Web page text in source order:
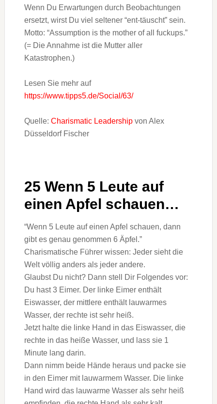
Wenn Du Erwartungen durch Beobachtungen
ersetzt, wirst Du viel seltener “ent-täuscht” sein.
Motto: “Assumption is the mother of all fuckups.”
(= Die Annahme ist die Mutter aller
Katastrophen.)
Lesen Sie mehr auf
https://www.tipps5.de/Social/63/
Quelle: Charismatic Leadershipvon Alex
Düsseldorf Fischer
25 Wenn 5 Leute auf
einen Apfel schauen…
“Wenn 5 Leute auf einen Apfel schauen, dann
gibt es genau genommen 6 Äpfel.”
Charismatische Führer wissen: Jeder sieht die
Welt völlig anders als jeder andere.
Glaubst Du nicht? Dann stell Dir Folgendes vor:
Du hast 3 Eimer. Der linke Eimer enthält
Eiswasser, der mittlere enthält lauwarmes
Wasser, der rechte ist sehr heiß.
Jetzt halte die linke Hand in das Eiswasser, die
rechte in das heiße Wasser, und lass sie 1
Minute lang darin.
Dann nimm beide Hände heraus und packe sie
in den Eimer mit lauwarmem Wasser. Die linke
Hand wird das lauwarme Wasser als sehr heiß